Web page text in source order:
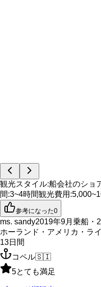
観光スタイル:船会社のショ
間:3~4時間観光費用 :
参考になった0
ms. sandy2019年9月乗船・
ホーランド・アメリカ・ラ
13日間
コペル🇸🇮
5とても満足